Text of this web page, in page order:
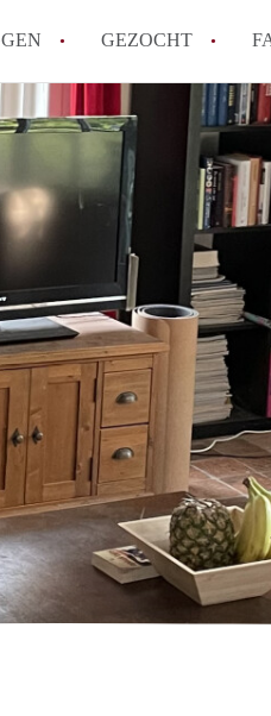
GEZOCHT
How to translate
Wat is AppartementenTilburg?
Hoeveel kost het om te reageren
Wat is de privacyverklaring van
Berekent AppartementenTilburg
makelaarsvergoeding/
Alle veelgestelde vragen